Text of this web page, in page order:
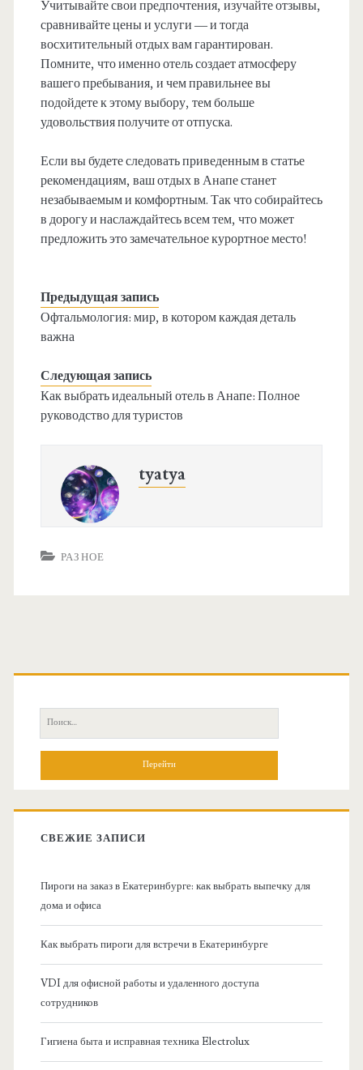
Учитывайте свои предпочтения, изучайте отзывы,
сравнивайте цены и услуги — и тогда
восхитительный отдых вам гарантирован.
Помните, что именно отель создает атмосферу
вашего пребывания, и чем правильнее вы
подойдете к этому выбору, тем больше
удовольствия получите от отпуска.
Если вы будете следовать приведенным в статье
рекомендациям, ваш отдых в Анапе станет
незабываемым и комфортным. Так что собирайтесь
в дорогу и наслаждайтесь всем тем, что может
предложить это замечательное курортное место!
Предыдущая запись
Офтальмология: мир, в котором каждая деталь
важна
Следующая запись
Как выбрать идеальный отель в Анапе: Полное
руководство для туристов
tyatya
РАЗНОЕ
О
П
о
:
СВЕЖИЕ ЗАПИСИ
Пироги на заказ в Екатеринбурге: как выбрать выпечку для
дома и офиса
Как выбрать пироги для встречи в Екатеринбурге
VDI для офисной работы и удаленного доступа
сотрудников
Гигиена быта и исправная техника Electrolux